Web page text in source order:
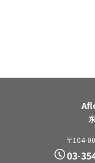
〒104-
03-